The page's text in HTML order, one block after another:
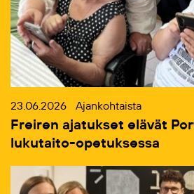
23.06.2026 Ajankohtaista
Freiren ajatukset elävät
lukutaito-opetuksessa